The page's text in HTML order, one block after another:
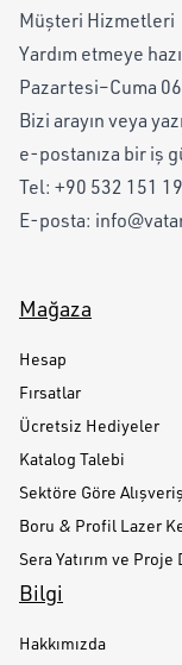
Müşteri Hizmetleri
Yardım etmeye
Pazartesi–Cuma
Bizi arayın veya
e-postanıza bir iş
Tel: +90 532 151
E-posta:
Mağaza
Hesap
Fırsatlar
Ücretsiz Hediyeler
Katalog Talebi
Sektöre Göre
Boru & Profil Lazer
Sera Yatırım ve Proje
Bilgi
Hakkımızda